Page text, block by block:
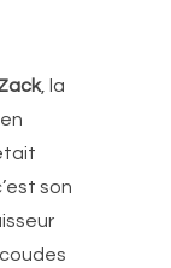
, la
son